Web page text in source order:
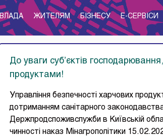
ВЛАДА ЖИТЕЛЯМ БІЗНЕСУ E-CЕРВІСИ
До уваги суб’єктів
продуктами!
Управління безпечності харчових
дотриманням санітарного
Держпродспоживслужби в Київській
чинності наказ Мінагрополітики